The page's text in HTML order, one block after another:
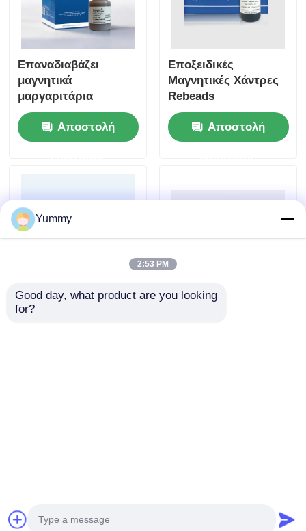
Επαναδιαβάζει
μαγνητικά
μαργαριτάρια
Αποστολή
Εποξειδικές
Μαγνητικές Χάντρες
Rebeads
Αποστολή
Αμινομαγνητικές
Επαναδιαβάζει
2026 Nanjing Rebeads Biotech Co.,Ltd. All Rights
Yummy
2:53 PM
Good day, what product are you looking
for?